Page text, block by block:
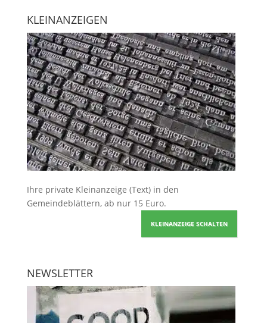
KLEINANZEIGEN
Ihre private Kleinanzeige (Text) in den
Gemeindeblättern, ab nur 15 Euro.
KLEINANZEIGE SCHALTEN
NEWSLETTER